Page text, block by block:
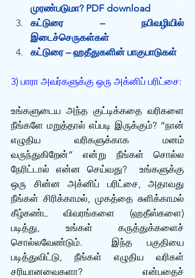
முரண்படுமா? PDF download
கட்டுரை – நபிவழியில்
இடைச்செருகள்கள்
கட்டுரை – ஹதீதுகளின் பாகுபாடுகள்
3) பாரா அவர்களுக்கு ஒரு அக்னிப் பரிட்சை:
உங்களுடைய அந்த குட்டிக்கதை வரிகளை
நீங்களே மறுத்தால் எப்படி இருக்கும்? “நான்
எழுதிய வரிகளுக்காக மனம்
வருந்துகிறேன்” என்று நீங்கள் சொல்ல
நேரிட்டால் என்ன செய்வது?  உங்களுக்கு
ஒரு சின்ன அக்னிப் பரிட்சை, அதாவது
நீங்கள் சிரிக்காமல், முகத்தை சுளிக்காமல்
கீழ்கண்ட விவரங்களை (ஹதீஸ்களை)
படித்து, உங்கள் கருத்துக்களைச்
சொல்லவேண்டும்.  இந்த பகுதியை
படித்துவிட்டு, நீங்கள் எழுதிய வரிகள்
சரியானவைகளா? என்பதைச்